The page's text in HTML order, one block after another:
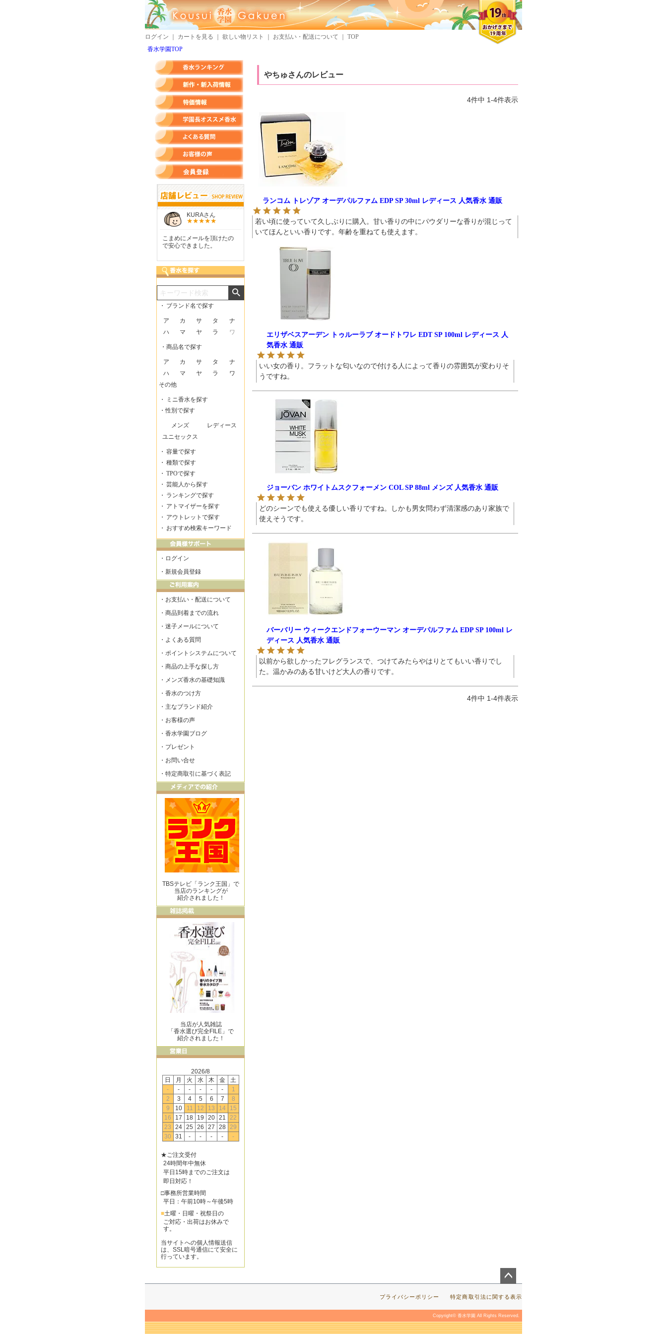
ログイン カートを見る 欲しい物リスト お支払い・配送について
TOP
香水学園TOP
やちゅさんのレビュー
4件中 1-4件表示
ランコム トレゾア オーデパルファム EDP SP 30ml レディース 人気香水 通販
若い頃に使っていて久しぶりに購入。甘い香りの中にパウダリーな香りが混じって
いてほんといい香りです。年齢を重ねても使えます。
エリザベスアーデン トゥルーラブ オードトワレ EDT SP 100ml レディース 人
気香水 通販
いい女の香り。フラットな匂いなので付ける人によって香りの雰囲気が変わりそ
うですね。
ジョーバン ホワイトムスクフォーメン COL SP 88ml メンズ 人気香水 通販
どのシーンでも使える優しい香りですね。しかも男女問わず清潔感のあり家族で
使えそうです。
バーバリー ウィークエンドフォーウーマン オーデパルファム EDP SP 100ml レ
ディース 人気香水 通販
以前から欲しかったフレグランスで、つけてみたらやはりとてもいい香りでし
た。温かみのある甘いけど大人の香りです。
4件中 1-4件表示
KURAさん
こまめにメールを頂けたの
で安心できました。
しらすさん
商品が早く届いたのでよか
ったです。また利用させて
おまけありがとうございま
・ ブランド名で探す
ア カ サ タ
ナ
ハ
マ ヤ ラ ワ
・商品名で探す
ア カ サ タ
ナ
ハ
マ ヤ ラ
ワ
その他
・
ミニ香水を探す
・性別で探す
メンズ
レディース
ユニセックス
・ 容量で探す
・ 種類で探す
・ TPOで探す
・ 芸能人から探す
・ ランキングで探す
・ アトマイザーを探す
・ アウトレットで探す
・ おすすめ検索キーワード
・ ログイン
・ 新規会員登録
・ お支払い・配送について
・ 商品到着までの流れ
・ 迷子メールについて
・ よくある質問
・ ポイントシステムについて
・ 商品の上手な探し方
・ メンズ香水の基礎知識
・ 香水のつけ方
・ 主なブランド紹介
・ お客様の声
・ 香水学園ブログ
・ プレゼント
・ お問い合せ
・ 特定商取引に基づく表記
TBSテレビ「ランク王国」で
当店のランキングが
紹介されました！
当店が人気雑誌
「香水選び完全FILE」で
紹介されました！
2026/8
日
月 火 水 木 金
土
-
- - - - -
1
2
3 4 5 6 7
8
9
10 11 12 13 14
15
16
17 18 19 20 21
22
23
24 25 26 27 28 29
30
31 - - - - -
★ご注文受付
24時間年中無休
平日15時までのご注文は
即日対応！
□事務所営業時間
平日：午前10時～午後5時
■土曜・日曜・祝祭日の
ご対応・出荷はお休みで
す。
当サイトへの個人情報送信
は、SSL暗号通信にて安全に
行っています。
ジト
ップ
へ
プライバシーポリシー 特定商取引法に関する表示
Copyright© 香水学園 All Rights Reserved.